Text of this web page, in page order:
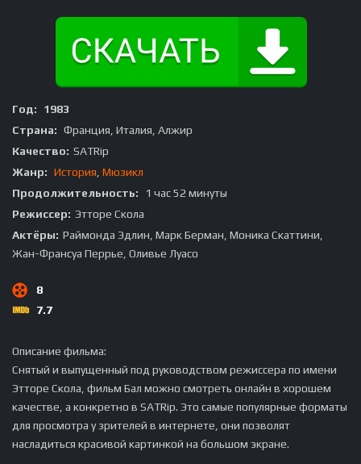
Год:
1983
Страна: Франция, Италия, Алжир
Качество: SATRip
Жанр: История Мюзикл
Продолжительность:
1 час 52 минуты
Режиссер: Этторе Скола
Актёры: Раймонда Эдлин, Марк Берман, Моника Скаттини,
Жан-Франсуа Перрье, Оливье Луасо
8
7.7
Описание фильма:
Снятый и выпущенный под руководством режиссера по имени
Этторе Скола, фильм Бал можно смотреть онлайн в хорошем
качестве, а конкретно в SATRip. Это самые популярные форматы
для просмотра у зрителей в интернете, они позволят
насладиться красивой картинкой на большом экране.